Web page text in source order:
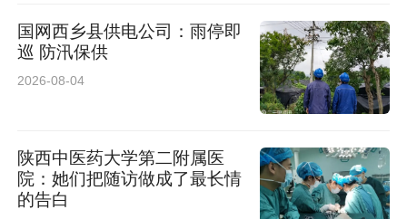
国网西乡县供电公司：雨停即
巡 防汛保供
2026-08-04
陕西中医药大学第二附属医
院：她们把随访做成了最长情
的告白